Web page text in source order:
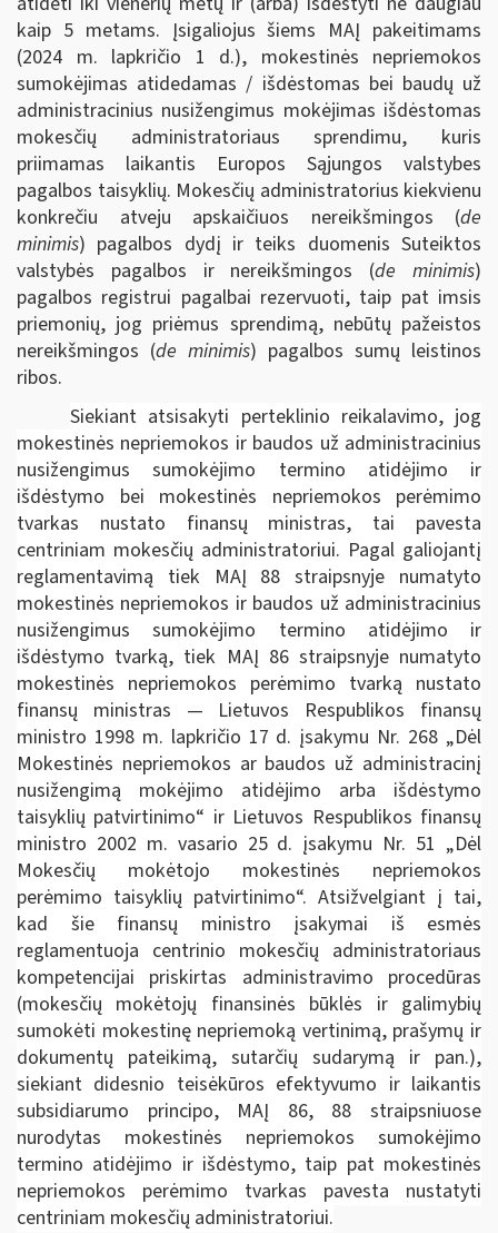
kaip 5 metams. Įsigaliojus šiems MAĮ pakeitimams
(2024 m. lapkričio 1 d.), mokestinės nepriemokos
sumokėjimas atidedamas / išdėstomas bei baudų už
administracinius nusižengimus mokėjimas išdėstomas
mokesčių administratoriaus sprendimu, kuris
priimamas laikantis Europos Sąjungos valstybes
pagalbos taisyklių. Mokesčių administratorius kiekvienu
konkrečiu atveju apskaičiuos nereikšmingos (de
minimis) pagalbos dydį ir teiks duomenis Suteiktos
valstybės pagalbos ir nereikšmingos (de minimis)
pagalbos registrui pagalbai rezervuoti, taip pat imsis
priemonių, jog priėmus sprendimą, nebūtų pažeistos
nereikšmingos (de minimis) pagalbos sumų leistinos
ribos.
Siekiant atsisakyti perteklinio reikalavimo, jog
mokestinės nepriemokos ir baudos už administracinius
nusižengimus sumokėjimo termino atidėjimo ir
išdėstymo bei mokestinės nepriemokos perėmimo
tvarkas nustato finansų ministras, tai pavesta
centriniam mokesčių administratoriui. Pagal galiojantį
reglamentavimą tiek MAĮ 88 straipsnyje numatyto
mokestinės nepriemokos ir baudos už administracinius
nusižengimus sumokėjimo termino atidėjimo ir
išdėstymo tvarką, tiek MAĮ 86 straipsnyje numatyto
mokestinės nepriemokos perėmimo tvarką nustato
finansų ministras — Lietuvos Respublikos finansų
ministro 1998 m. lapkričio 17 d. įsakymu Nr. 268 „Dėl
Mokestinės nepriemokos ar baudos už administracinį
nusižengimą mokėjimo atidėjimo arba išdėstymo
taisyklių patvirtinimo“ ir Lietuvos Respublikos finansų
ministro 2002 m. vasario 25 d. įsakymu Nr. 51 „Dėl
Mokesčių mokėtojo mokestinės nepriemokos
perėmimo taisyklių patvirtinimo“. Atsižvelgiant į tai,
kad šie finansų ministro įsakymai iš esmės
reglamentuoja centrinio mokesčių administratoriaus
kompetencijai priskirtas administravimo procedūras
(mokesčių mokėtojų finansinės būklės ir galimybių
sumokėti mokestinę nepriemoką vertinimą, prašymų ir
dokumentų pateikimą, sutarčių sudarymą ir pan.),
siekiant didesnio teisėkūros efektyvumo ir laikantis
subsidiarumo principo, MAĮ 86, 88 straipsniuose
nurodytas mokestinės nepriemokos sumokėjimo
termino atidėjimo ir išdėstymo, taip pat mokestinės
nepriemokos perėmimo tvarkas pavesta nustatyti
centriniam mokesčių administratoriui.